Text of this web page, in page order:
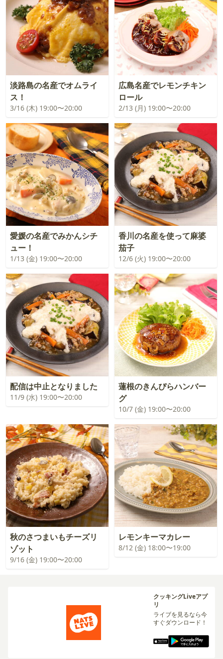
淡路島の名産でオムライ
ス！
3/16 (木) 19:00〜20:00
広島名産でレモンチキン
ロール
2/13 (月) 19:00〜20:00
愛媛の名産でみかんシチ
ュー！
1/13 (金) 19:00〜20:00
香川の名産を使って麻婆
茄子
12/6 (火) 19:00〜20:00
配信は中止となりました
11/9 (水) 19:00〜20:00
蓮根のきんぴらハンバー
グ
10/7 (金) 19:00〜20:00
秋のさつまいもチーズリ
ゾット
9/16 (金) 19:00〜20:00
レモンキーマカレー
8/12 (金) 18:00〜19:00
クッキングLiveアプ
リ
ライブを見るなら今
すぐダウンロード！